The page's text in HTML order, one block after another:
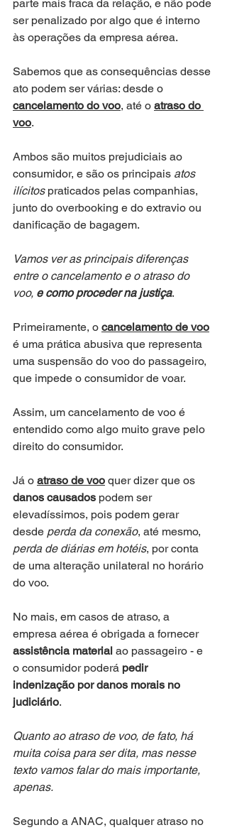
parte mais fraca da relação, e não pode
ser penalizado por algo que é interno
às operações da empresa aérea.
Sabemos que as consequências desse
ato podem ser várias: desde o
cancelamento do voo, até o atraso do
voo.
Ambos são muitos prejudiciais ao
consumidor, e são os principais atos
ilícitos praticados pelas companhias,
junto do overbooking e do extravio ou
danificação de bagagem.
Vamos ver as principais diferenças
entre o cancelamento e o atraso do
voo, e como proceder na justiça.
Primeiramente, o cancelamento de voo
é uma prática abusiva que representa
uma suspensão do voo do passageiro,
que impede o consumidor de voar.
Assim, um cancelamento de voo é
entendido como algo muito grave pelo
direito do consumidor.
Já o atraso de voo quer dizer que os
danos causados podem ser
elevadíssimos, pois podem gerar
desde perda da conexão, até mesmo,
perda de diárias em hotéis, por conta
de uma alteração unilateral no horário
do voo.
No mais, em casos de atraso, a
empresa aérea é obrigada a fornecer
assistência material ao passageiro - e
o consumidor poderá pedir
indenização por danos morais no
judiciário.
Quanto ao atraso de voo, de fato, há
muita coisa para ser dita, mas nesse
texto vamos falar do mais importante,
apenas.
Segundo a ANAC, qualquer atraso no